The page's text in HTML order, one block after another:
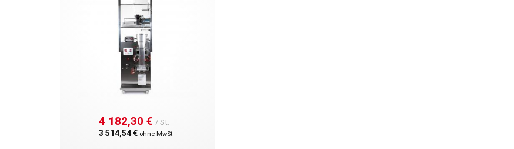
4 182,30 € / St.
3 514,54 € ohne MwSt